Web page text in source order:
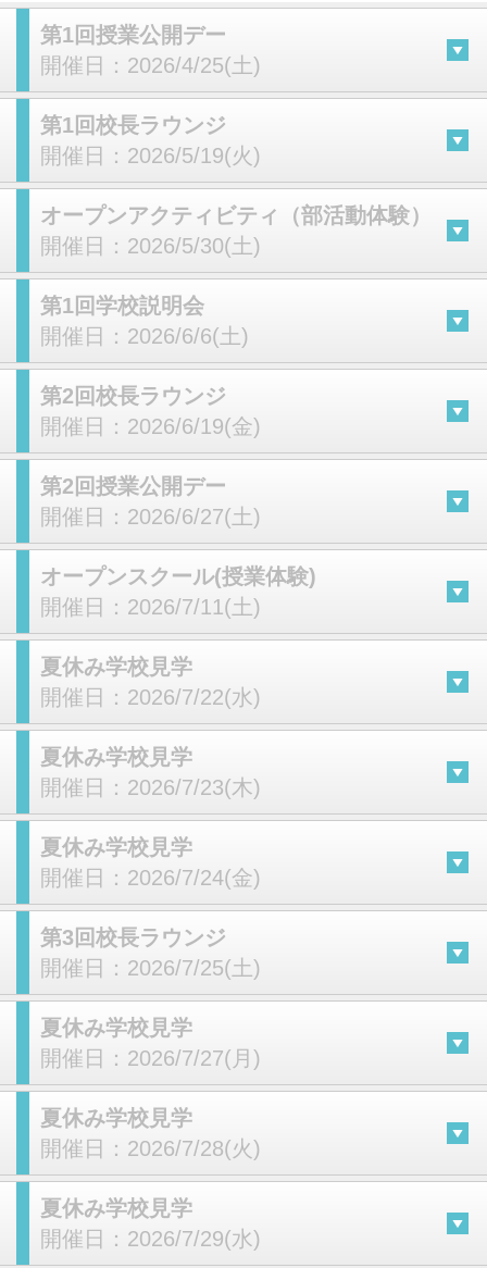
第1回授業公開デー
開催日： 2026/4/25(土)
第1回校長ラウンジ
開催日： 2026/5/19(火)
オープンアクティビティ（部活動体験）
開催日： 2026/5/30(土)
第1回学校説明会
開催日： 2026/6/6(土)
第2回校長ラウンジ
開催日： 2026/6/19(金)
第2回授業公開デー
開催日： 2026/6/27(土)
オープンスクール(授業体験)
開催日： 2026/7/11(土)
夏休み学校見学
開催日： 2026/7/22(水)
夏休み学校見学
開催日： 2026/7/23(木)
夏休み学校見学
開催日： 2026/7/24(金)
第3回校長ラウンジ
開催日： 2026/7/25(土)
夏休み学校見学
開催日： 2026/7/27(月)
夏休み学校見学
開催日： 2026/7/28(火)
夏休み学校見学
開催日： 2026/7/29(水)